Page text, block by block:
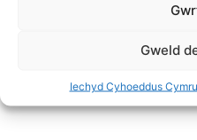
Gweld
Iechyd Cyhoeddus